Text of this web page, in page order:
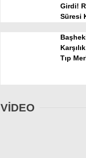
Girdi!
Süresi
Tıp
VİDEO